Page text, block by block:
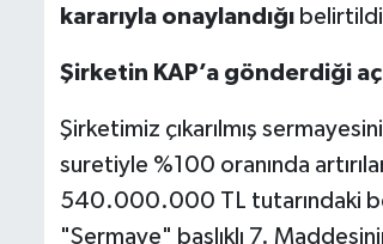
kararıyla onaylandığı
Şirketin KAP’a gönderdiği
Şirketimiz çıkarılmış
suretiyle %100 oranında
540.000.000 TL tutarındaki
"Sermaye" başlıklı 7.